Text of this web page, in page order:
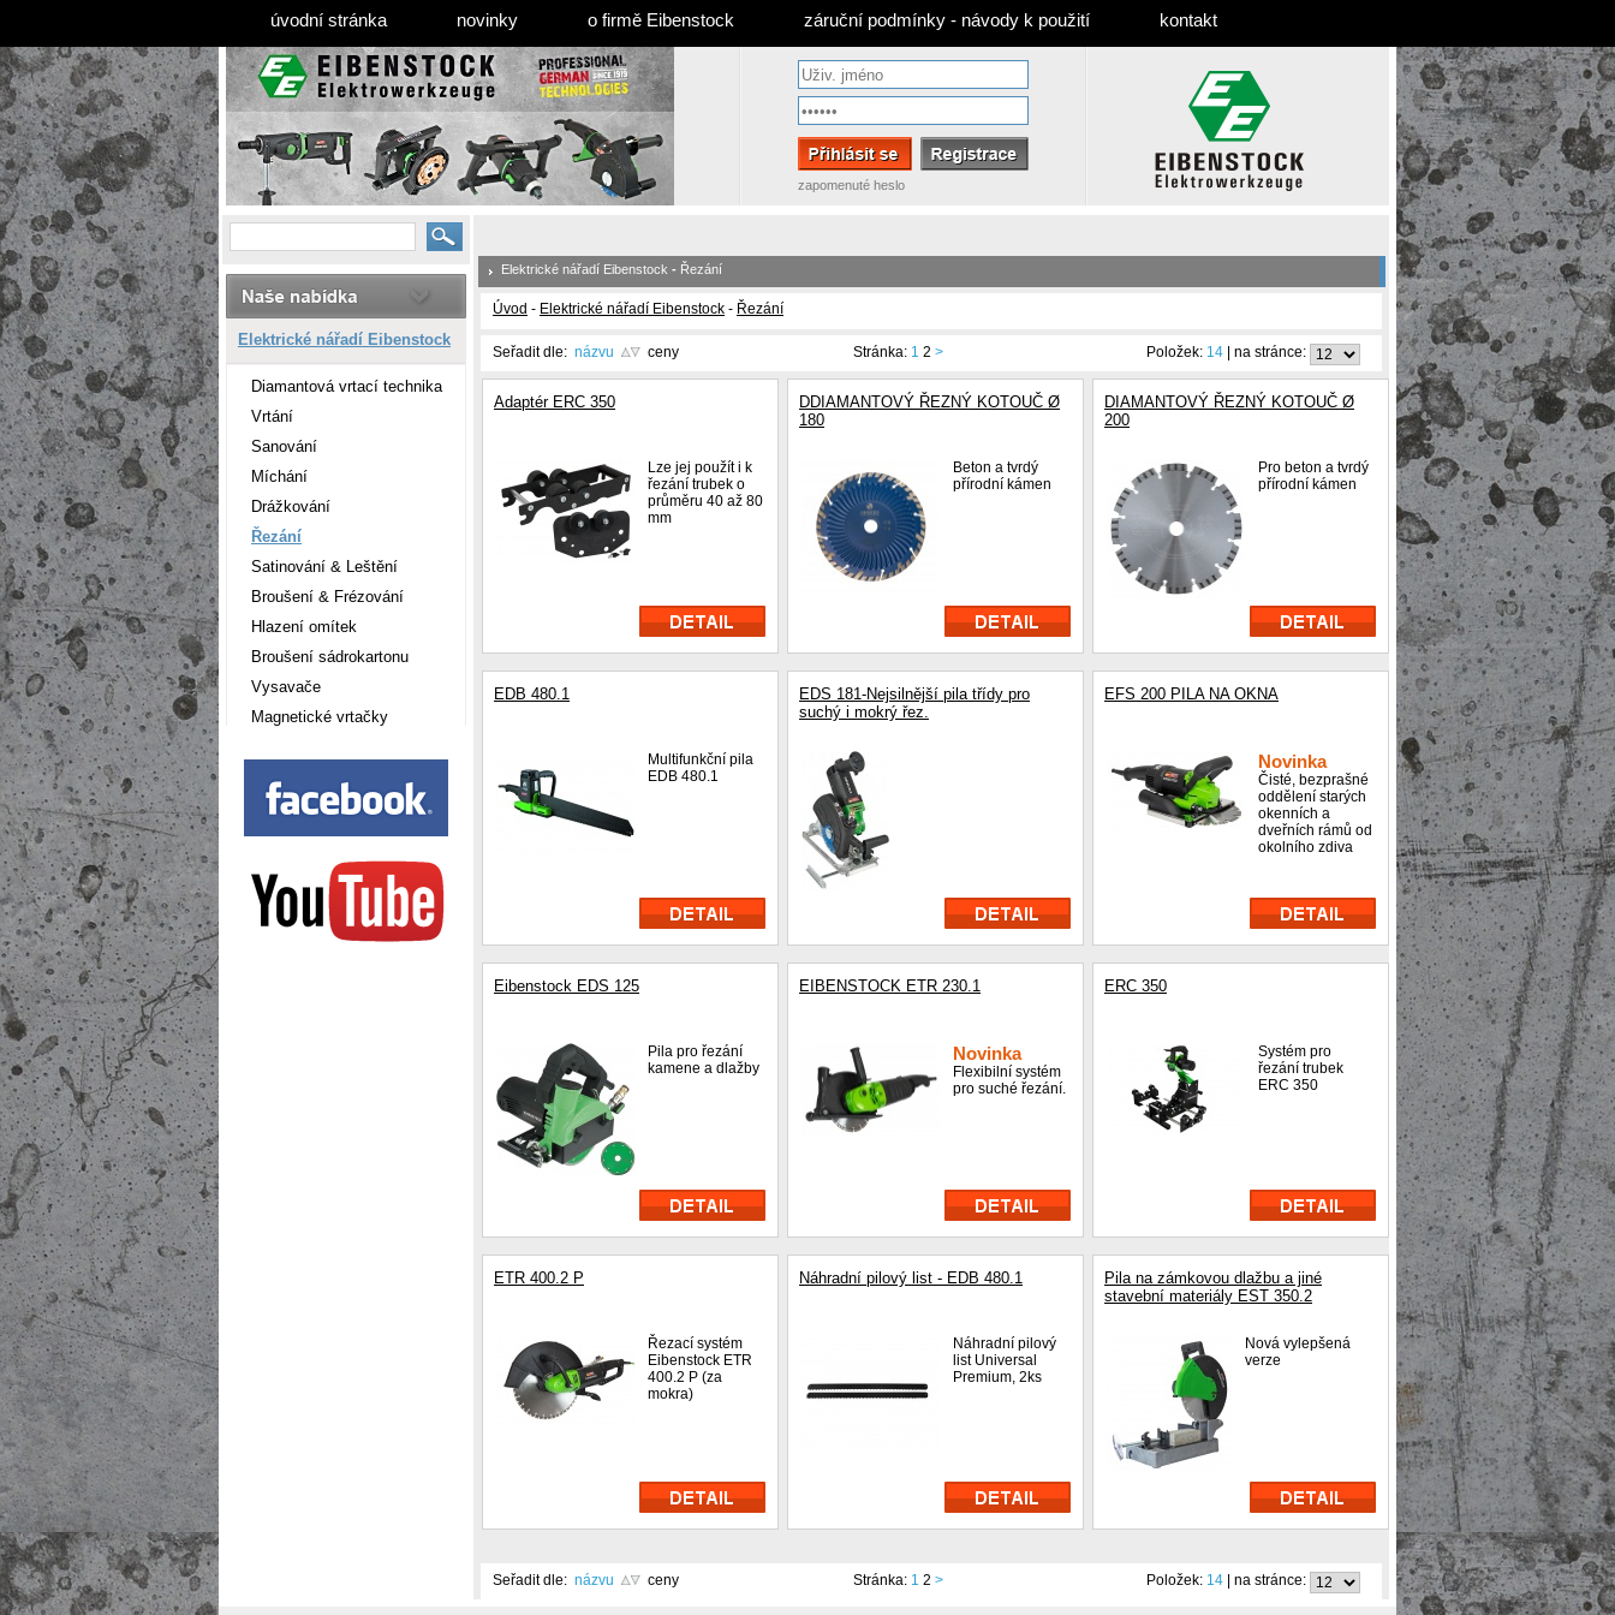
úvodní stránka novinky o firmě Eibenstock záruční podmínky - návody k použití kontakt
zapomenuté heslo
Elektrické nářadí Eibenstock
Diamantová vrtací technika
Vrtání
Sanování
Míchání
Drážkování
Řezání
Satinování & Leštění
Broušení & Frézování
Hlazení omítek
Broušení sádrokartonu
Vysavače
Magnetické vrtačky
Elektrické nářadí Eibenstock - Řezání
Úvod - Elektrické nářadí Eibenstock - Řezání
Seřadit dle: názvu ceny Stránka: 1 2 > Položek: 14 | na stránce:
Adaptér ERC 350
Lze jej použít i k
řezání trubek o
průměru 40 až 80
mm
DDIAMANTOVÝ ŘEZNÝ KOTOUČ Ø
180
Beton a tvrdý
přírodní kámen
DIAMANTOVÝ ŘEZNÝ KOTOUČ Ø
200
Pro beton a tvrdý
přírodní kámen
EDB 480.1
Multifunkční pila
EDB 480.1
EDS 181-Nejsilnější pila třídy pro
suchý i mokrý řez.
EFS 200 PILA NA OKNA
Novinka
Čisté, bezprašné
oddělení starých
okenních a
dveřních rámů od
okolního zdiva
Eibenstock EDS 125
Pila pro řezání
kamene a dlažby
EIBENSTOCK ETR 230.1
Novinka
Flexibilní systém
pro suché řezání.
ERC 350
Systém pro
řezání trubek
ERC 350
ETR 400.2 P
Řezací systém
Eibenstock ETR
400.2 P (za
mokra)
Náhradní pilový list - EDB 480.1
Náhradní pilový
list Universal
Premium, 2ks
Pila na zámkovou dlažbu a jiné
stavební materiály EST 350.2
Nová vylepšená
verze
Seřadit dle: názvu ceny Stránka: 1 2 > Položek: 14 | na stránce: